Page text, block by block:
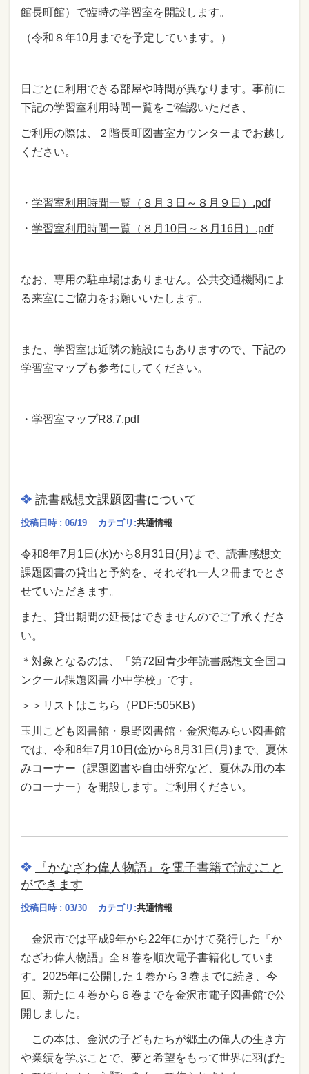
館長町館）で臨時の学習室を開設します。
（令和８年10月までを予定しています。）
日ごとに利用できる部屋や時間が異なります。事前に
下記の学習室利用時間一覧をご確認いただき、
ご利用の際は、２階長町図書室カウンターまでお越し
ください。
・ 学習室利用時間一覧（８月３日～８月９日）.pdf
・ 学習室利用時間一覧（８月10日～８月16日）.pdf
なお、専用の駐車場はありません。公共交通機関によ
る来室にご協力をお願いいたします。
また、学習室は近隣の施設にもありますので、下記の
学習室マップも参考にしてください。
・ 学習室マップR8.7.pdf
読書感想文課題図書について
投稿日時 : 06/19 カテゴリ:共通情報
令和8年7月1日(水)から8月31日(月)まで、読書感想文
課題図書の貸出と予約を、それぞれ一人２冊までとさ
せていただきます。
また、貸出期間の延長はできませんのでご了承くださ
い。
＊対象となるのは、「第72回青少年読書感想文全国コ
ンクール課題図書 小中学校」です。
＞＞ リストはこちら（PDF:505KB）
玉川こども図書館・泉野図書館・金沢海みらい図書館
では、令和8年7月10日(金)から8月31日(月)まで、夏休
みコーナー（課題図書や自由研究など、夏休み用の本
のコーナー）を開設します。ご利用ください。
『かなざわ偉人物語』を電子書籍で読むこと
ができます
投稿日時 : 03/30 カテゴリ:共通情報
金沢市では平成9年から22年にかけて発行した『か
なざわ偉人物語』全８巻を順次電子書籍化していま
す。2025年に公開した１巻から３巻までに続き、今
回、新たに４巻から６巻までを金沢市電子図書館で公
開しました。
この本は、金沢の子どもたちが郷土の偉人の生き方
や業績を学ぶことで、夢と希望をもって世界に羽ばた